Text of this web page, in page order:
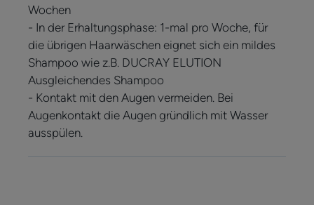
Wochen
- In der Erhaltungsphase: 1-mal pro Woche, für
die übrigen Haarwäschen eignet sich ein mildes
Shampoo wie z.B. DUCRAY ELUTION
Ausgleichendes Shampoo
- Kontakt mit den Augen vermeiden. Bei
Augenkontakt die Augen gründlich mit Wasser
ausspülen.